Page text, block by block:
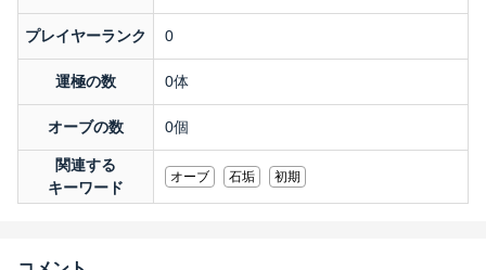
プレイヤーランク 0
運極の数 0体
オーブの数 0個
関連する
キーワード
オーブ 石垢 初期